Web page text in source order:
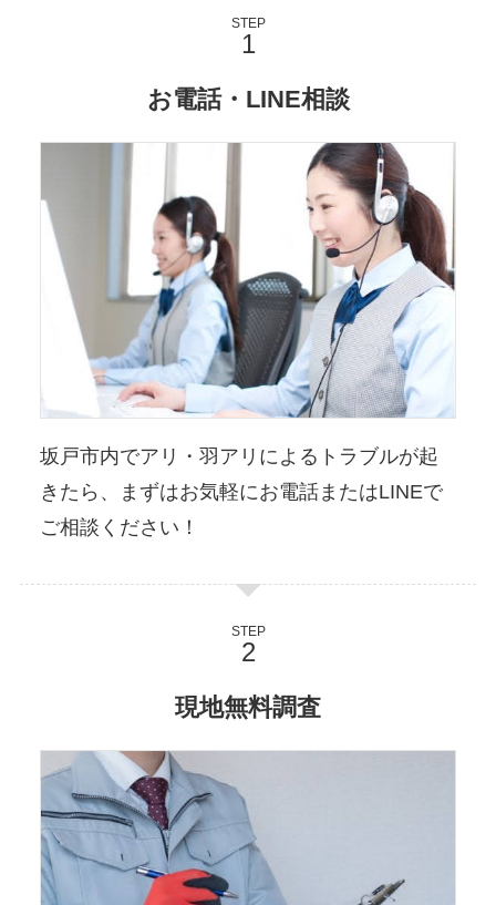
STEP
お電話・LINE相談
坂戸市内でアリ・羽アリによるトラブルが起
きたら、まずはお気軽にお電話またはLINEで
ご相談ください！
STEP
現地無料調査